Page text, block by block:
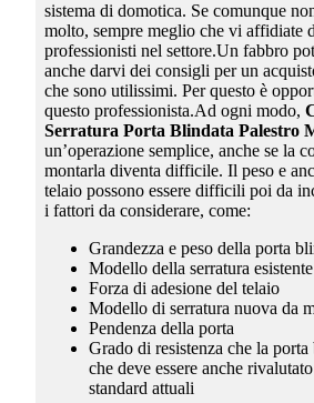
sistema di domotica. Se comunque
molto, sempre meglio che vi affidiate
professionisti nel settore.Un fabbro
anche darvi dei consigli per un
che sono utilissimi. Per questo è
questo professionista.Ad ogni modo,
Serratura Porta Blindata Palestro
un’operazione semplice, anche se la
montarla diventa difficile. Il peso e
telaio possono essere difficili poi da
i fattori da considerare, come:
Grandezza e peso della porta
Modello della serratura esistente
Forza di adesione del telaio
Modello di serratura nuova da
Pendenza della porta
Grado di resistenza che la porta
che deve essere anche
standard attuali